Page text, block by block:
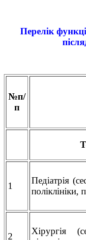
Перелік
№п/
п
1
Педіатрія
поліклініки,
2
Хірургія